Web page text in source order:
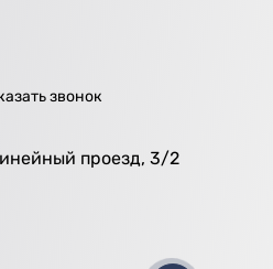
звонок
проезд, 3/2